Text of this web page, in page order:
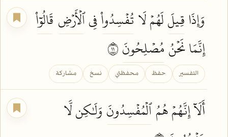
وَإِذَاقِيلَلَهُمۡ لَا تُفۡسِدُواْفِيٱلۡأَرۡضِ قَالُوٓاْ
إِنَّمَا نَحۡنُ مُصۡلِحُونَ
التفسير حفظ محفظتي نسخ مشاركة
أَلَآ إِنَّهُمۡ هُمُٱلۡمُفۡسِدُونَ وَلَٰكِن لَّا